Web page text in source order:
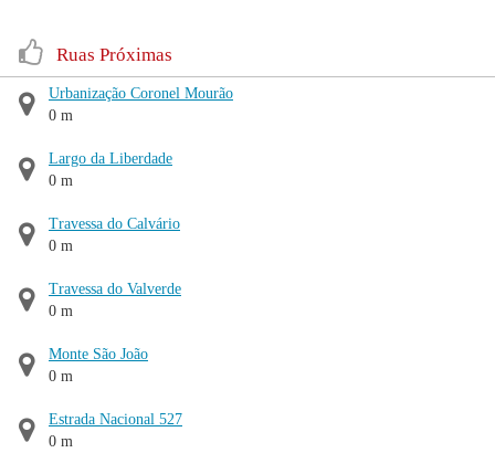
Ruas Próximas
Urbanização Coronel Mourão
0 m
Largo da Liberdade
0 m
Travessa do Calvário
0 m
Travessa do Valverde
0 m
Monte São João
0 m
Estrada Nacional 527
0 m